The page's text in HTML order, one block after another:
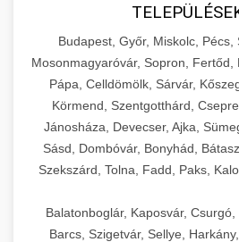
Budapest, Győr, Miskolc, Pécs,
Mosonmagyaróvár, Sopron, Fertőd,
Pápa, Celldömölk, Sárvár,
Körmend, Szentgotthárd,
Jánosháza, Devecser, Ajka,
Sásd, Dombóvár, Bonyhád,
Szekszárd, Tolna, Fadd, Paks,
Balatonboglár, Kaposvár,
Barcs, Szigetvár, Sellye,